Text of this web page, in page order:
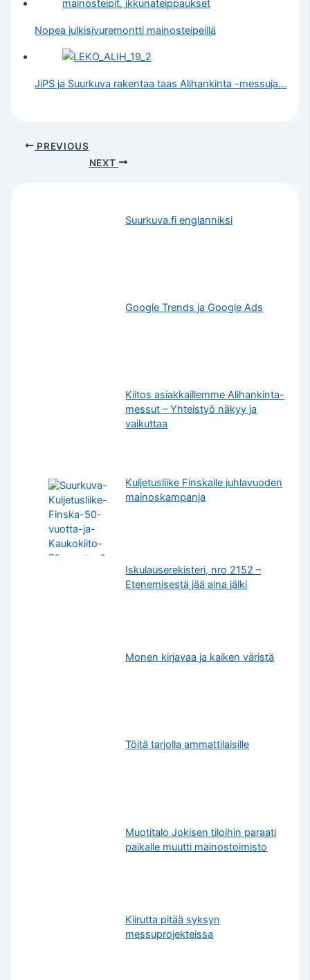
Nopea julkisivuremontti mainosteipeillä
JiPS ja Suurkuva rakentaa taas Alihankinta -messuja…
PREVIOUS
NEXT
Suurkuva.fi englanniksi
Google Trends ja Google Ads
Kiitos asiakkaillemme Alihankinta-
messut – Yhteistyö näkyy ja
vaikuttaa
Kuljetusliike Finskalle juhlavuoden
mainoskampanja
Iskulauserekisteri, nro 2152 –
Etenemisestä jää aina jälki
Monen kirjavaa ja kaiken väristä
Töitä tarjolla ammattilaisille
Muotitalo Jokisen tiloihin paraati
paikalle muutti mainostoimisto
Kiirutta pitää syksyn
messuprojekteissa